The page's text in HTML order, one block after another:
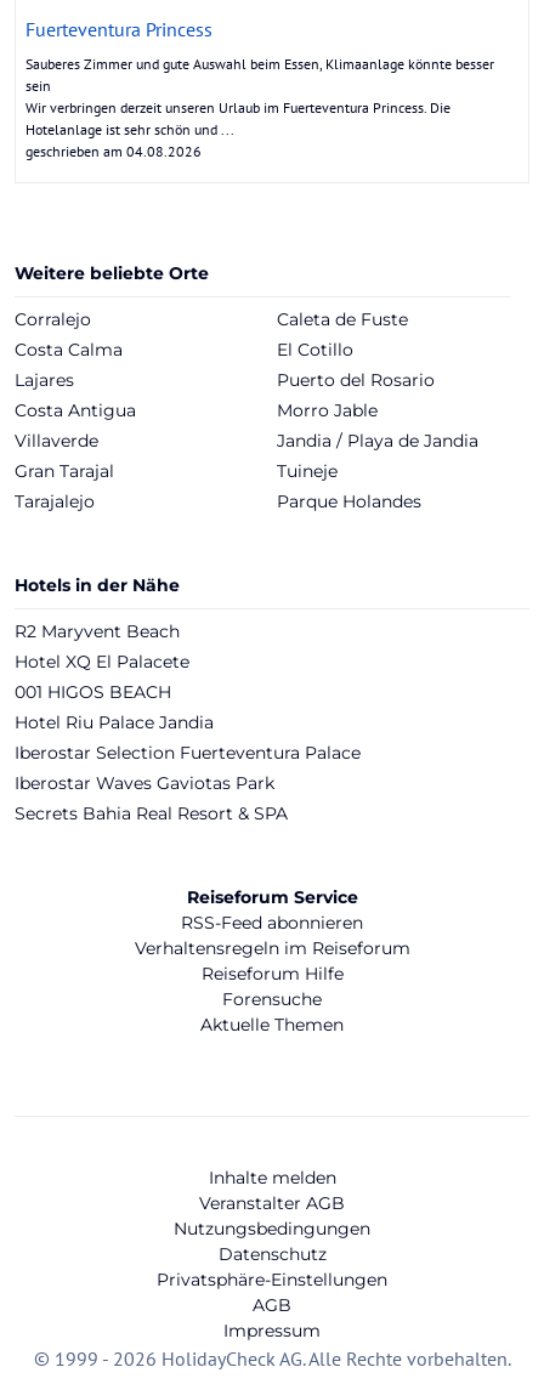
Fuerteventura Princess
Sauberes Zimmer und gute Auswahl beim Essen, Klimaanlage könnte besser
sein
Wir verbringen derzeit unseren Urlaub im Fuerteventura Princess. Die
Hotelanlage ist sehr schön und ...
geschrieben am 04.08.2026
Weitere beliebte Orte
Corralejo
Caleta de Fuste
Costa Calma
El Cotillo
Lajares
Puerto del Rosario
Costa Antigua
Morro Jable
Villaverde
Jandia / Playa de Jandia
Gran Tarajal
Tuineje
Tarajalejo
Parque Holandes
Hotels in der Nähe
R2 Maryvent Beach
Hotel XQ El Palacete
001 HIGOS BEACH
Hotel Riu Palace Jandia
Iberostar Selection Fuerteventura Palace
Iberostar Waves Gaviotas Park
Secrets Bahia Real Resort & SPA
Reiseforum Service
RSS-Feed abonnieren
Verhaltensregeln im Reiseforum
Reiseforum Hilfe
Forensuche
Aktuelle Themen
Inhalte melden
Veranstalter AGB
Nutzungsbedingungen
Datenschutz
Privatsphäre-Einstellungen
AGB
Impressum
© 1999 - 2026 HolidayCheck AG. Alle Rechte vorbehalten.